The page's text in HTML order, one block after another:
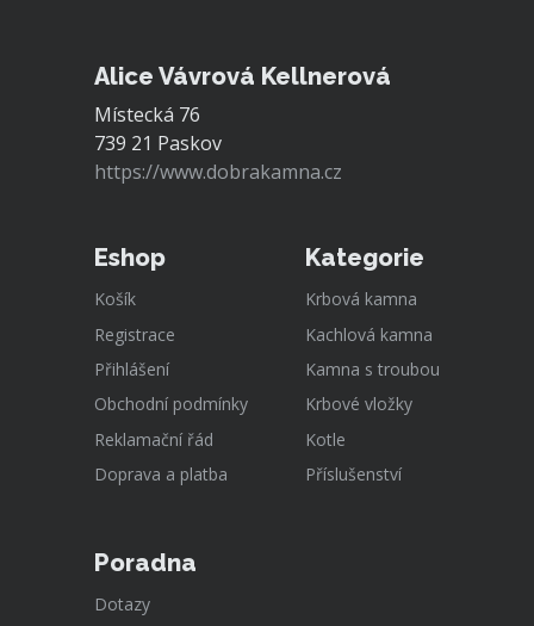
Alice Vávrová Kellnerová
Místecká 76
739 21 Paskov
https://www.dobrakamna.cz
Eshop
Košík
Registrace
Přihlášení
Obchodní podmínky
Reklamační řád
Doprava a platba
Kategorie
Krbová kamna
Kachlová kamna
Kamna s troubou
Krbové vložky
Kotle
Příslušenství
Poradna
Dotazy